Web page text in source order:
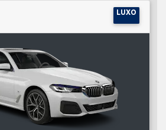
LUXO